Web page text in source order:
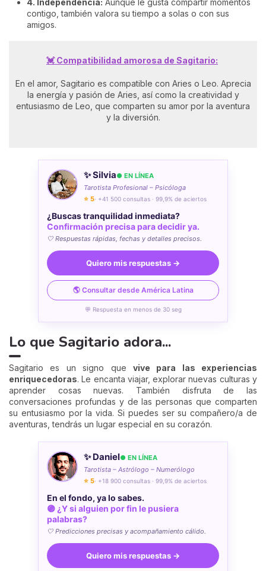
contigo, también valora su tiempo a solas o con sus
amigos.
💓 Compatibilidad amorosa de Sagitario:
En el amor, Sagitario es compatible con Aries o Leo. Aprecia
la energía y pasión de Aries, así como la creatividad y
entusiasmo de Leo, que comparten su amor por la aventura
y la diversión.
✨ Silvia● EN LÍNEA
Tarotista Profesional – Psicóloga
⭐ 5· +41 500 consultas · 99,9% de aciertos
¿Buscas tranquilidad inmediata?
Confirmación precisa para decidir ya.
🤍 Respuestas rápidas, fechas y detalles precisos.
Quiero mis respuestas →
🌎 Consultar desde América Latina
💬 Respuesta en menos de 30 seg
Lo que Sagitario adora...
Sagitario es un signo que vive para las experiencias
enriquecedoras. Le encanta viajar, explorar nuevas culturas y
aprender cosas nuevas. También disfruta de las
conversaciones profundas y de las personas que comparten
su entusiasmo por la vida. Si puedes ser su compañero/a de
aventuras, tendrás un lugar especial en su corazón.
✨ Daniel● EN LÍNEA
Tarotista – Astrólogo – Numerólogo
⭐ 5· +18 900 consultas · 99,9% de aciertos
En el fondo, ya lo sabes.
🟣 ¿Y si alguien por fin le pusiera
palabras?
🤍 Predicciones precisas y acompañamiento cálido.
Quiero mis respuestas →